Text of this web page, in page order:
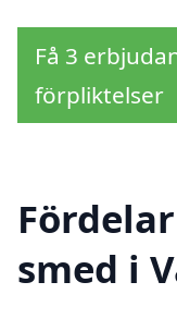
Få 3
förpliktelser
smed i